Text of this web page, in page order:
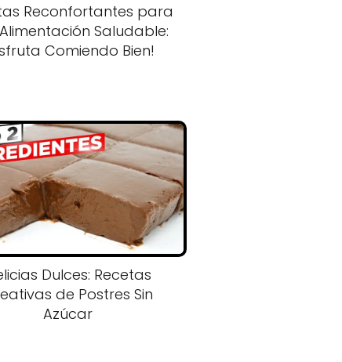
Reconfortantes para
Saludable:
Comiendo Bien!
Dulces: Recetas
de Postres Sin
Azúcar